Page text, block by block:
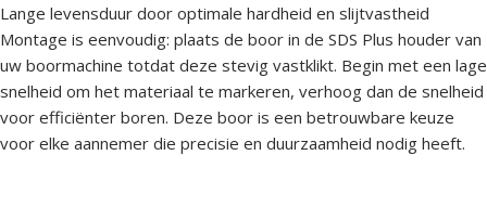
Lange levensduur door optimale hardheid en slijtvastheid
Montage is eenvoudig: plaats de boor in de SDS Plus houder van
uw boormachine totdat deze stevig vastklikt. Begin met een lage
snelheid om het materiaal te markeren, verhoog dan de snelheid
voor efficiënter boren. Deze boor is een betrouwbare keuze
voor elke aannemer die precisie en duurzaamheid nodig heeft.